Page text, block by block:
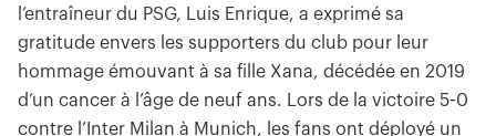
l’entraîneur du PSG, Luis Enrique, a exprimé sa
gratitude envers les supporters du club pour leur
hommage émouvant à sa fille Xana, décédée en 2019
d’un cancer à l’âge de neuf ans. Lors de la victoire 5-0
contre l’Inter Milan à Munich, les fans ont déployé un